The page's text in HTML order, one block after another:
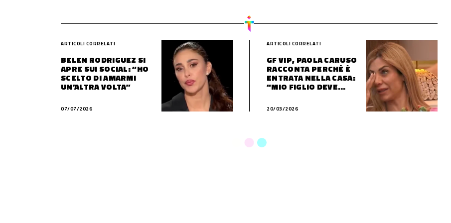
ARTICOLI CORRELATI
BELEN RODRIGUEZ SI
APRE SUI SOCIAL: “HO
SCELTO DI AMARMI
UN’ALTRA VOLTA”
07/07/2026
ARTICOLI CORRELATI
GF VIP, PAOLA CARUSO
RACCONTA PERCHÉ È
ENTRATA NELLA CASA:
“MIO FIGLIO DEVE
AMERICA”
20/03/2026